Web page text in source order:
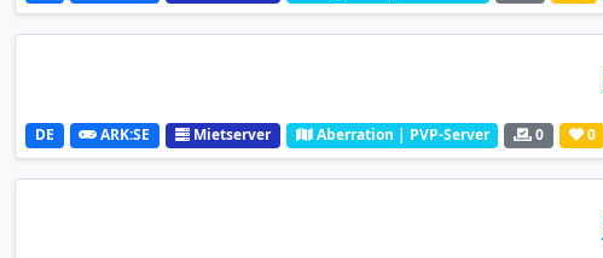
DE ARK:SE Mietserver Aberration | PVP-Server 0 0